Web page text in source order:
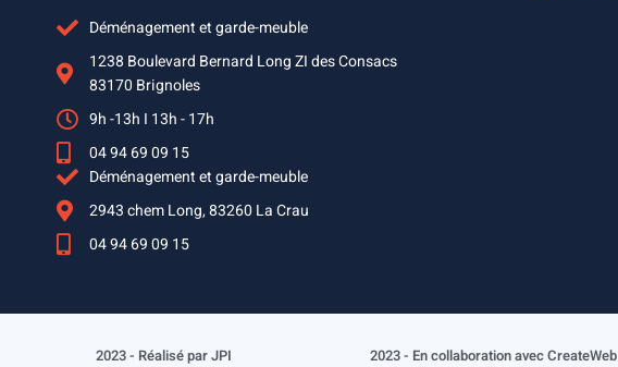
Déménagement et garde-meuble
1238 Boulevard Bernard Long ZI des Consacs
83170 Brignoles
9h -13h I 13h - 17h
04 94 69 09 15
Déménagement et garde-meuble
2943 chem Long, 83260 La Crau
04 94 69 09 15
2023 - Réalisé par JPI 2023 - En collaboration avec CreateWeb